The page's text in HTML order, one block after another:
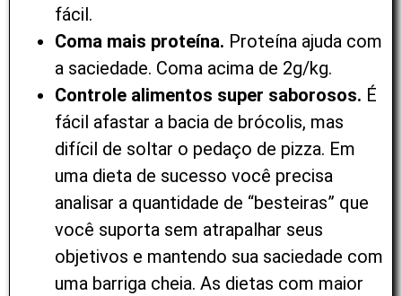
fácil.
Coma mais proteína. Proteína ajuda com
a saciedade. Coma acima de 2g/kg.
Controle alimentos super saborosos. É
fácil afastar a bacia de brócolis, mas
difícil de soltar o pedaço de pizza. Em
uma dieta de sucesso você precisa
analisar a quantidade de “besteiras” que
você suporta sem atrapalhar seus
objetivos e mantendo sua saciedade com
uma barriga cheia. As dietas com maior